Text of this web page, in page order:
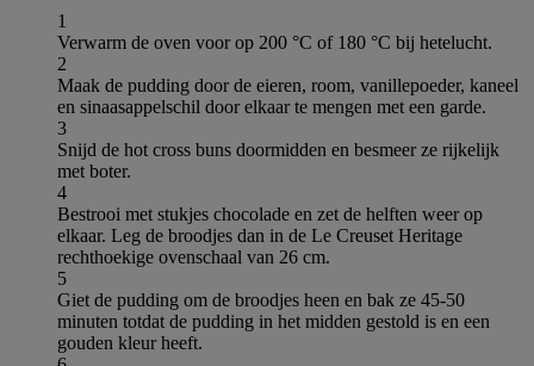
1
Verwarm de oven voor op 200 °C of 180 °C bij hetelucht.
2
Maak de pudding door de eieren, room, vanillepoeder, kaneel
en sinaasappelschil door elkaar te mengen met een garde.
3
Snijd de hot cross buns doormidden en besmeer ze rijkelijk
met boter.
4
Bestrooi met stukjes chocolade en zet de helften weer op
elkaar. Leg de broodjes dan in de Le Creuset Heritage
rechthoekige ovenschaal van 26 cm.
5
Giet de pudding om de broodjes heen en bak ze 45-50
minuten totdat de pudding in het midden gestold is en een
gouden kleur heeft.